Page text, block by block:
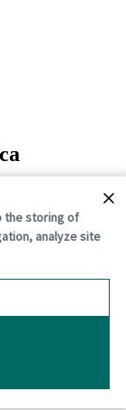
the storing of
analyze site